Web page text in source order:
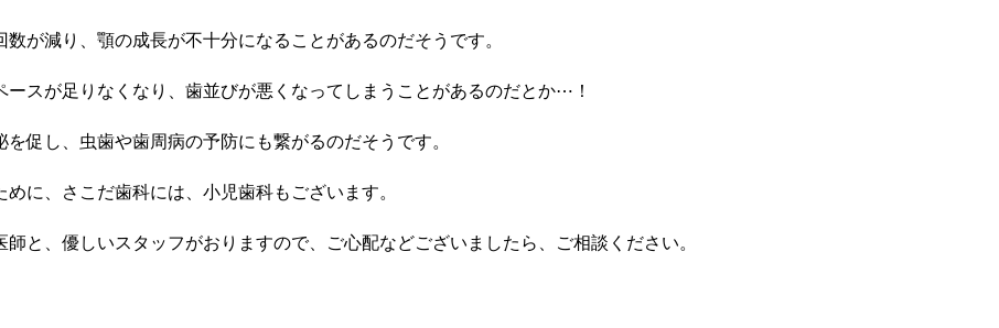
が減り、顎の成長が不十分になることがあるのだそうです。
ースが足りなくなり、歯並びが悪くなってしまうことがあるのだとか⋯！
促し、虫歯や歯周病の予防にも繋がるのだそうです。
に、さこだ歯科には、小児歯科もございます。
と、優しいスタッフがおりますので、ご心配などございましたら、ご相談ください。